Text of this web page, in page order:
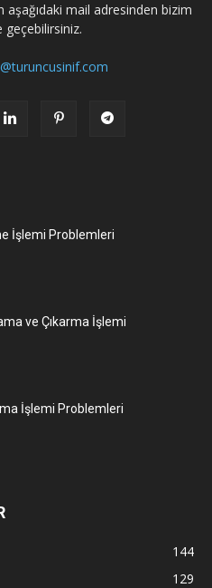
mail adresinden bizim
geçebilirsiniz.
İşlemi Problemleri
ve Çıkarma İşlemi
İşlemi Problemleri
144
129